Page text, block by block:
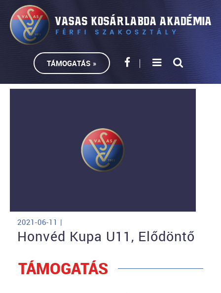
TÁMOGATÁS »
2021-06-11 |
Honvéd Kupa U11, Elődöntő
TÁMOGATÁS